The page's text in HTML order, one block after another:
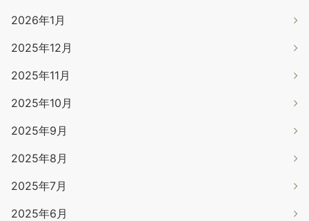
2026年1月
2025年12月
2025年11月
2025年10月
2025年9月
2025年8月
2025年7月
2025年6月